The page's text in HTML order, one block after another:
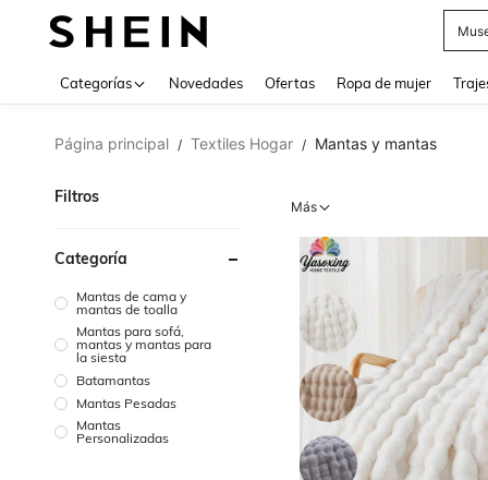
Categorías Novedades Ofertas Ropa de mujer
Página principal / Textiles Hogar / Mantas y mantas
Filtros
Categoría
Mantas de cama y
mantas de toalla
Mantas para sofá,
mantas y mantas para
la siesta
Batamantas
Mantas Pesadas
Mantas
Personalizadas
Más